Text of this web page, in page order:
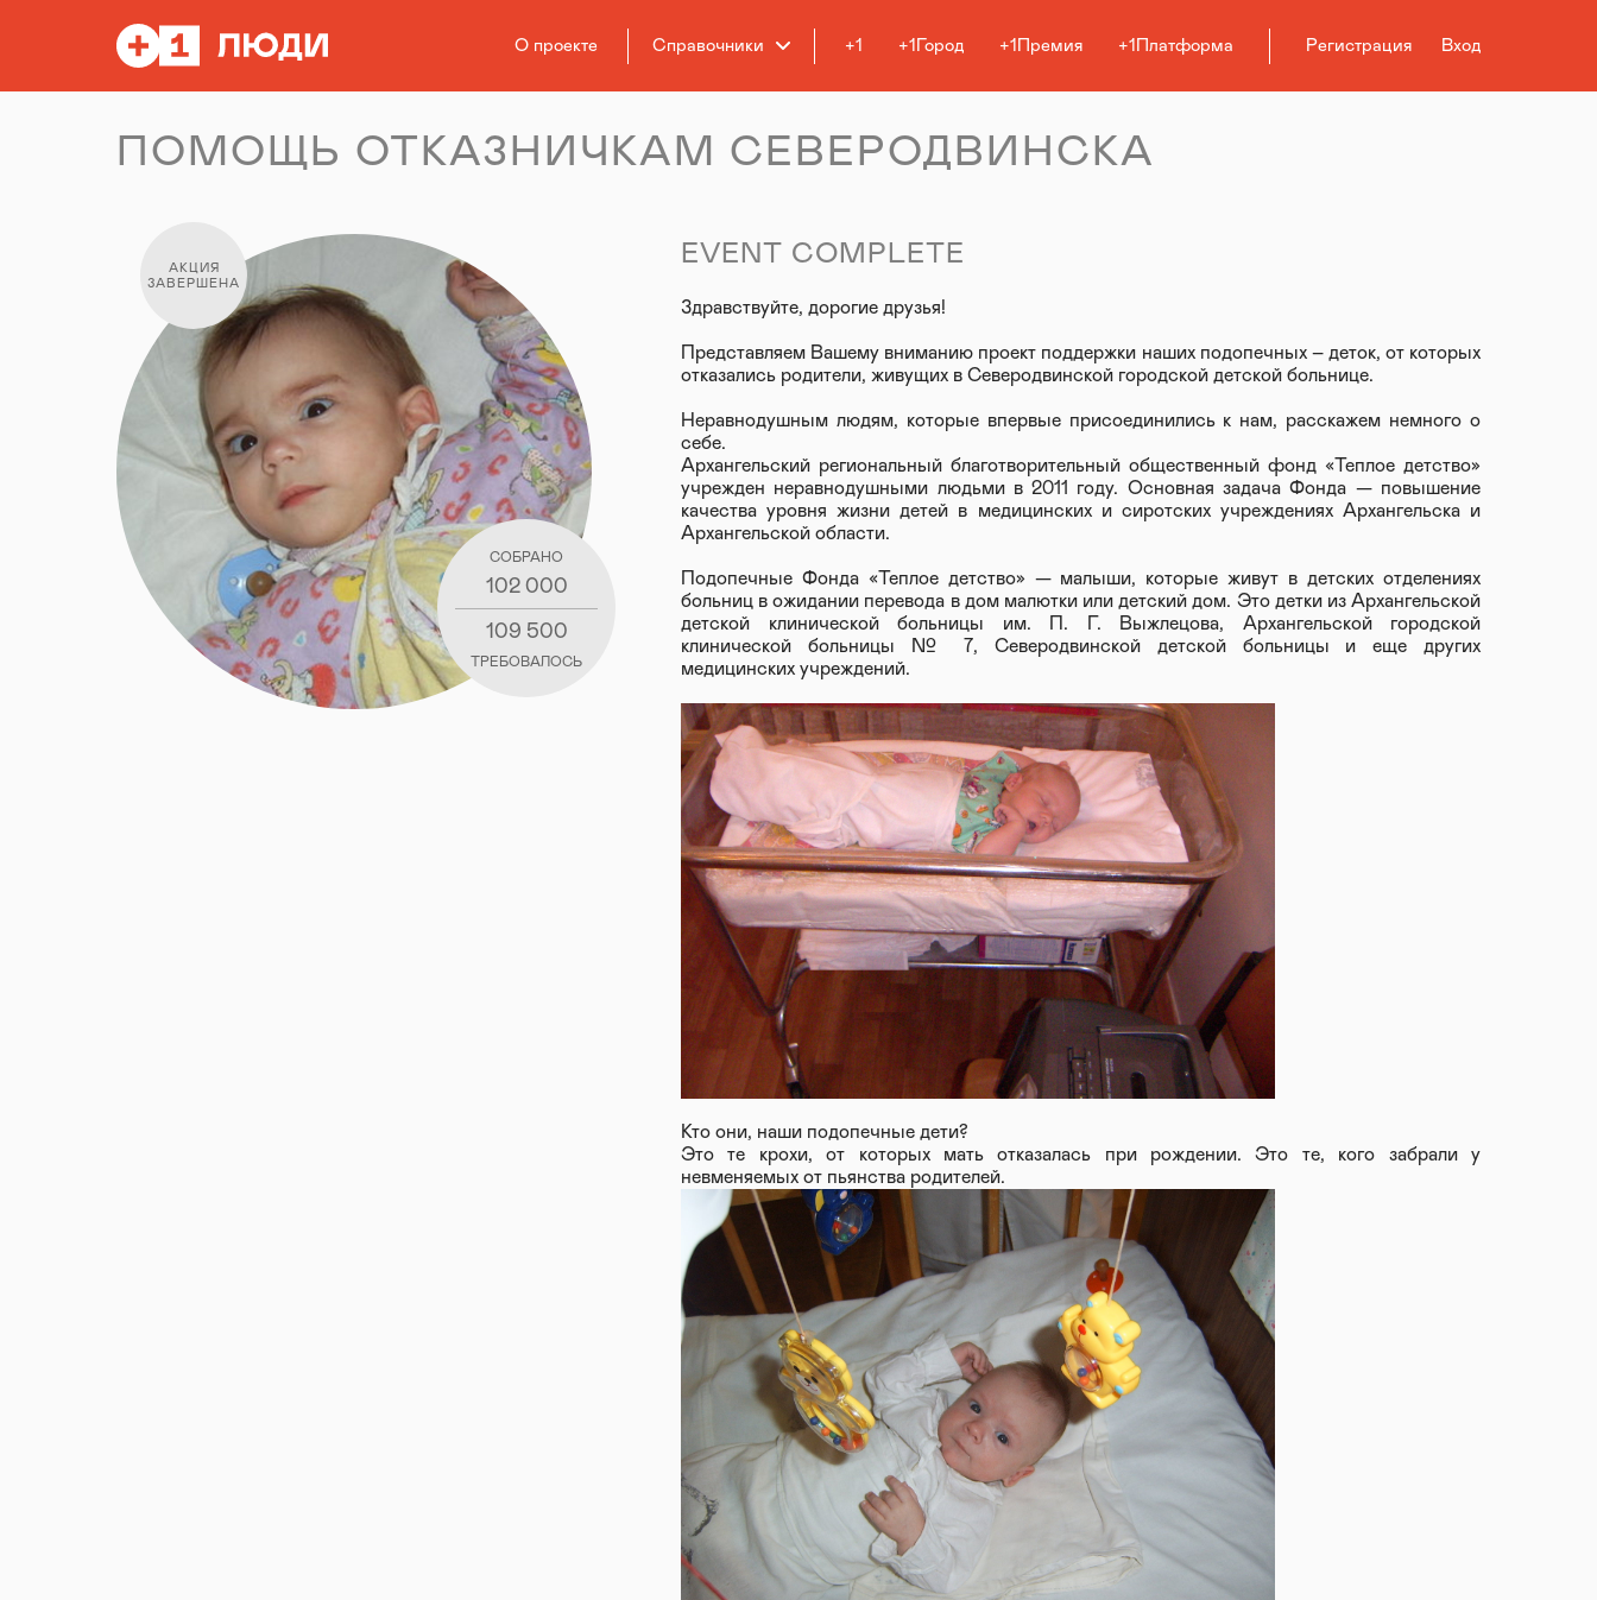
О проекте Справочники +1 +1Город +1Премия +1Платформа Регистрация Вход
ПОМОЩЬ ОТКАЗНИЧКАМ СЕВЕРОДВИНСКА
АКЦИЯ
ЗАВЕРШЕНА
СОБРАНО
102 000
109 500
ТРЕБОВАЛОСЬ
EVENT COMPLETE
Здравствуйте, дорогие друзья!
Представляем Вашему вниманию проект поддержки наших подопечных – деток, от которых
отказались родители, живущих в Северодвинской городской детской больнице.
Неравнодушным людям, которые впервые присоединились к нам, расскажем немного о
себе.
Архангельский региональный благотворительный общественный фонд «Теплое детство»
учрежден неравнодушными людьми в 2011 году. Основная задача Фонда — повышение
качества уровня жизни детей в медицинских и сиротских учреждениях Архангельска и
Архангельской области.
Подопечные Фонда «Теплое детство» — малыши, которые живут в детских отделениях
больниц в ожидании перевода в дом малютки или детский дом. Это детки из Архангельской
детской клинической больницы им. П. Г. Выжлецова, Архангельской городской
клинической больницы № 7, Северодвинской детской больницы и еще других
медицинских учреждений.
Кто они, наши подопечные дети?
Это те крохи, от которых мать отказалась при рождении. Это те, кого забрали у
невменяемых от пьянства родителей.